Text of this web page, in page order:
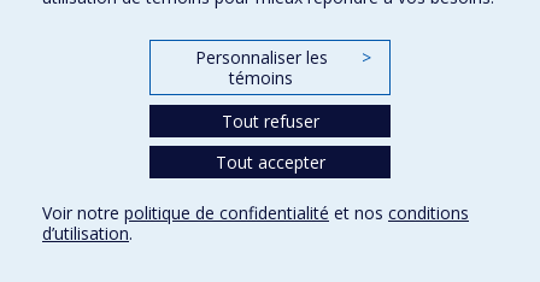
Centre de perfectionnement
Abonnez-vous à notre infolettre
Conditions d’utilisation
Personnaliser les
témoins
>
Tout refuser
Tout accepter
Voir notre politique de confidentialité et nos conditions
d’utilisation.